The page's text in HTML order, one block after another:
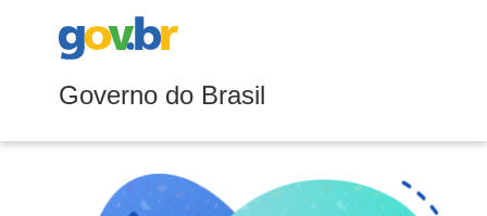
Governo do Brasil